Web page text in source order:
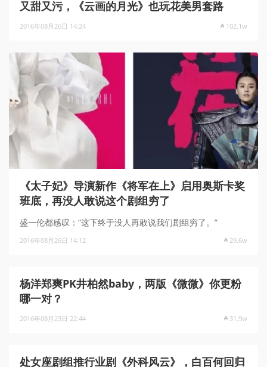
又甜又污，《云画的月光》也玩花美男套路
2016年08月26日 14:24 102.1w
《太子妃》导演新作《将军在上》启用奥斯卡奖
班底，再没人敢说这个剧组穷了
盛一伦都感叹：“这下终于没人再敢说我们剧组穷了。”
2016年08月26日 14:12 29.6w
杨洋郑爽PK井柏然baby，两版《微微》你更粉
哪一对？
2016年08月23日 22:44 31.9w
处女座剧组推行业剧《外科风云》，白百何回归